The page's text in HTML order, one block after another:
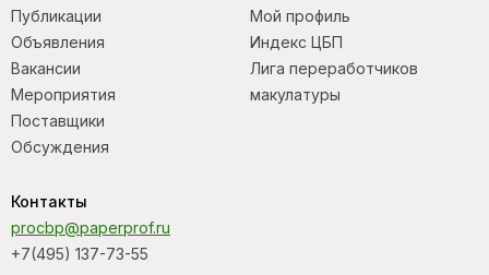
Контакты
procbp@paperprof.ru
+7(495) 137-73-55
Мой профиль
Индекс ЦБП
Лига переработчиков
макулатуры
Публикации
Объявления
Вакансии
Мероприятия
Поставщики
Обсуждения